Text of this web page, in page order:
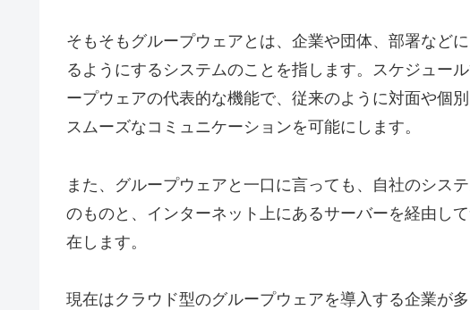
そもそもグループウェアとは、企業や団体、部署など
るようにするシステムのことを指します。スケジュー
ープウェアの代表的な機能で、従来のように対面や個
スムーズなコミュニケーションを可能にします。
また、グループウェアと一口に言っても、自社のシス
のものと、インターネット上にあるサーバーを経由し
在します。
現在はクラウド型のグループウェアを導入する企業が